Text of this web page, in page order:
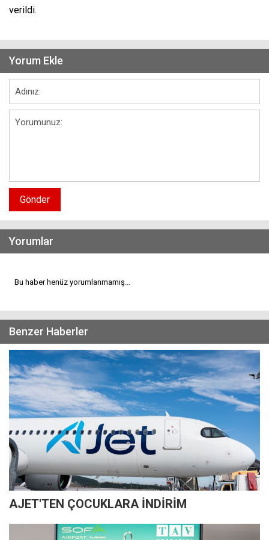
verildi.
Yorum Ekle
Gönder
Yorumlar
Bu haber henüz yorumlanmamış...
Benzer Haberler
AJET'TEN ÇOCUKLARA İNDİRİM